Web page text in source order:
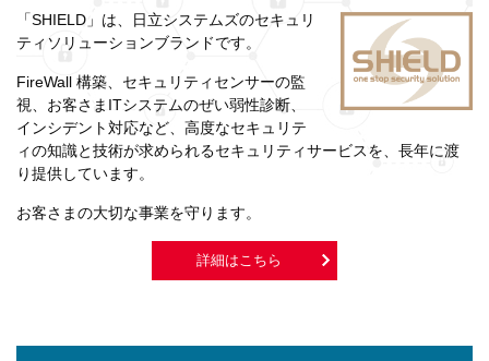
2024年3月15日
サイバーセキュリティソリューション「SHIELD」を強化
2024年3月14日
マネージドサービス体系の再整理によりお客さまのデジタルトラ
ンスフォーメーションの実現をサポート
サービス一覧に「FortiEDR環境提供サービス」を追加しました
「SHIELD」は、日立システムズのセキュリ
ティソリューションブランドです。
FireWall 構築、セキュリティセンサーの監
視、お客さまITシステムのぜい弱性診断、
インシデント対応など、高度なセキュリテ
ィの知識と技術が求められるセキュリティサービスを、長年に渡
り提供しています。
お客さまの大切な事業を守ります。
詳細はこちら